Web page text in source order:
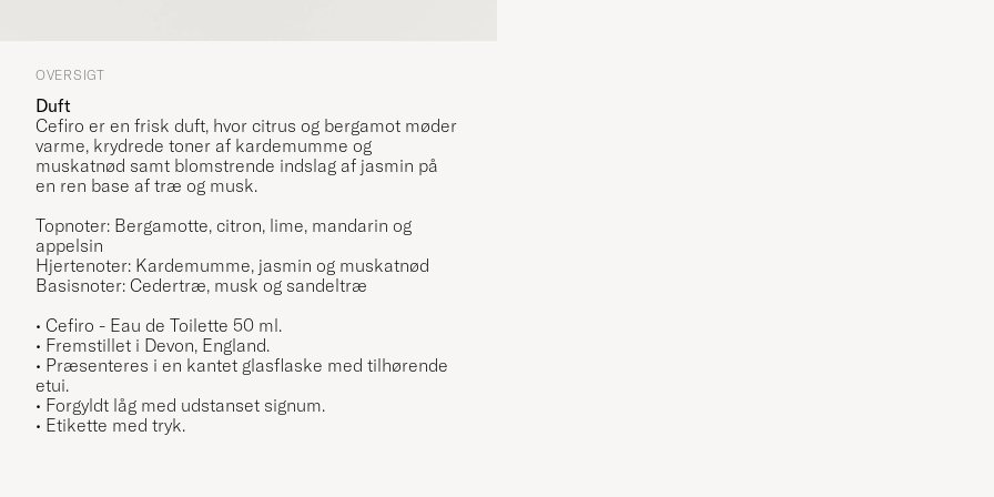
OVERSIGT
Duft
Cefiro er en frisk duft, hvor citrus og bergamot møder
varme, krydrede toner af kardemumme og
muskatnød samt blomstrende indslag af jasmin på
en ren base af træ og musk.
Topnoter: Bergamotte, citron, lime, mandarin og
appelsin
Hjertenoter: Kardemumme, jasmin og muskatnød
Basisnoter: Cedertræ, musk og sandeltræ
• Cefiro - Eau de Toilette 50 ml.
• Fremstillet i Devon, England.
• Præsenteres i en kantet glasflaske med tilhørende
etui.
• Forgyldt låg med udstanset signum.
• Etikette med tryk.